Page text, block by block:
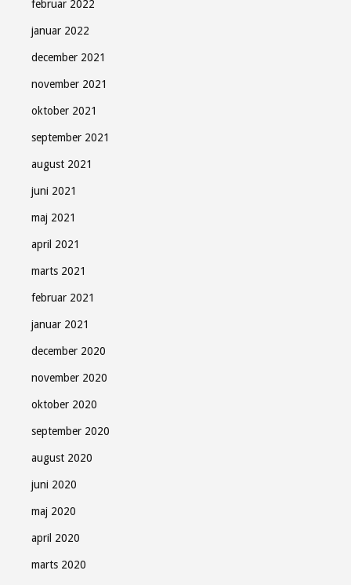
februar 2022
januar 2022
december 2021
november 2021
oktober 2021
september 2021
august 2021
juni 2021
maj 2021
april 2021
marts 2021
februar 2021
januar 2021
december 2020
november 2020
oktober 2020
september 2020
august 2020
juni 2020
maj 2020
april 2020
marts 2020